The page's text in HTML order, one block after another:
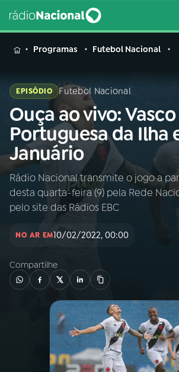
MENU
Buscar
na
Rádio
Nacional
Buscar
AO VIVO
PROGRAMAS
Programas Futebol Nacional
EPISÓDIO Futebol Nacional
Ouça ao vivo:
Portuguesa da Ilha
Januário
Rádio Nacional transmite o jogo a
desta quarta-feira (9) pela Rede
pelo site das Rádios EBC
NO AR EM10/02/2022, 00:00
Compartilhe